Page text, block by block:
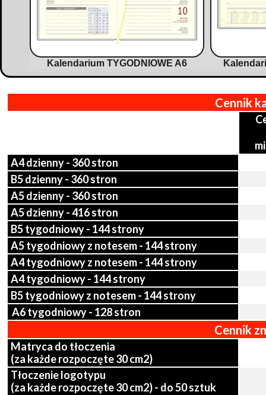
Kalendarium TYGODNIOWE A6
Cennik
A4 dzienny - 360 stron
B5 dzienny - 360 stron
A5 dzienny - 360 stron
A5 dzienny - 416 stron
B5 tygodniowy - 144 strony
A5 tygodniowy z notesem - 144 strony
A4 tygodniowy z notesem - 144 strony
A4 tygodniowy - 144 strony
B5 tygodniowy z notesem - 144 strony
A6 tygodniowy - 128 stron
Cennik
Matryca do tłoczenia
(za każde rozpoczęte 30 cm2)
Tłoczenie logotypu
(za każde rozpoczęte 30 cm2) - do 50 sztuk